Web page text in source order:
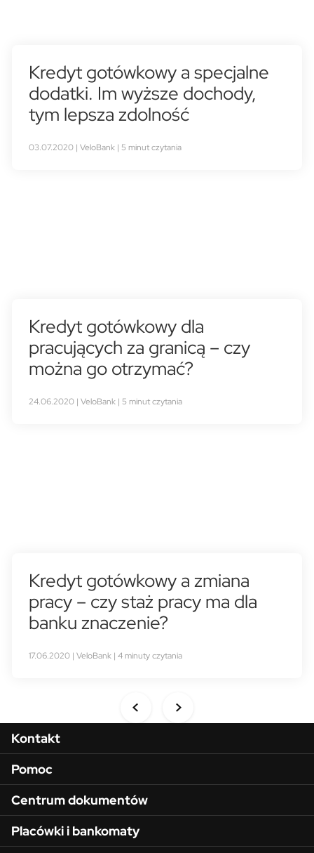
Kredyt gotówkowy a specjalne
dodatki. Im wyższe dochody,
tym lepsza zdolność
03.07.2020 | VeloBank | 5 minut czytania
Kredyt gotówkowy dla
pracujących za granicą – czy
można go otrzymać?
24.06.2020 | VeloBank | 5 minut czytania
Kredyt gotówkowy a zmiana
pracy – czy staż pracy ma dla
banku znaczenie?
17.06.2020 | VeloBank | 4 minuty czytania
Menu w stopce
Kontakt
Pomoc
Centrum dokumentów
Placówki i bankomaty